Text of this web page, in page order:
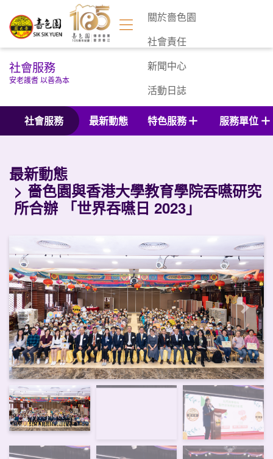
關於嗇色園
社會責任
新聞中心
活動日誌
聯絡我們
社會服務
安老護耆 以善為本
社會服務 最新動態 特色服務 服務單位
最新動態
嗇色園與香港大學教育學院吞嚥研究
所合辦 「世界吞嚥日 2023」
上一頁 下一頁